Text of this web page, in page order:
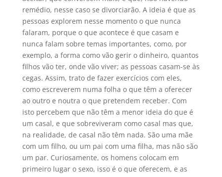
remédio, nesse caso se divorciarão. A ideia é que as
pessoas explorem nesse momento o que nunca
falaram, porque o que acontece é que casam e
nunca falam sobre temas importantes, como, por
exemplo, a forma como vão gerir o dinheiro, quantos
filhos vão ter, onde vão viver; as pessoas casam-se às
cegas. Assim, trato de fazer exercícios com eles,
como escreverem numa folha o que têm a oferecer
ao outro e noutra o que pretendem receber. Com
isto percebem que não têm a menor ideia do que é
um casal, e que sobreviveram como casal mas que,
na realidade, de casal não têm nada. São uma mãe
com um filho, ou um pai com uma filha, mas não são
um par. Curiosamente, os homens colocam em
primeiro lugar o sexo, isso é o que oferecem, e as